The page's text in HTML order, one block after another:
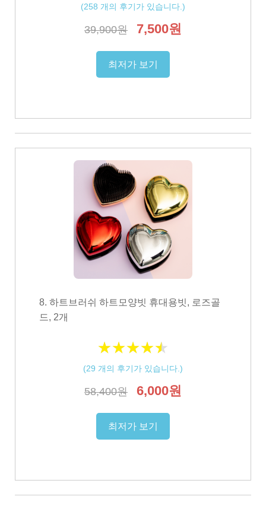
(258 개의 후기가 있습니다.)
39,900원 7,500원
최저가 보기
8. 하트브러쉬 하트모양빗 휴대용빗, 로즈골
드, 2개
★★★★★
★★★★★
(29 개의 후기가 있습니다.)
58,400원 6,000원
최저가 보기